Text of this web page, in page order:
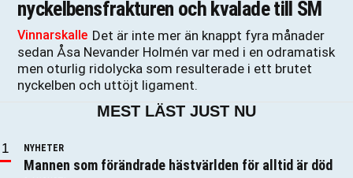
nyckelbensfrakturen och kvalade till SM
Vinnarskalle Det är inte mer än knappt fyra månader
sedan Åsa Nevander Holmén var med i en odramatisk
men oturlig ridolycka som resulterade i ett brutet
nyckelben och uttöjt ligament.
MEST LÄST JUST NU
NYHETER
Mannen som förändrade hästvärlden för alltid är död